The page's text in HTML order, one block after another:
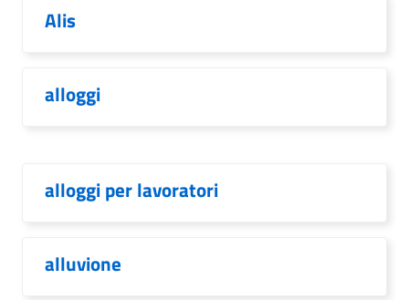
Alis
alloggi
alloggi per lavoratori
alluvione